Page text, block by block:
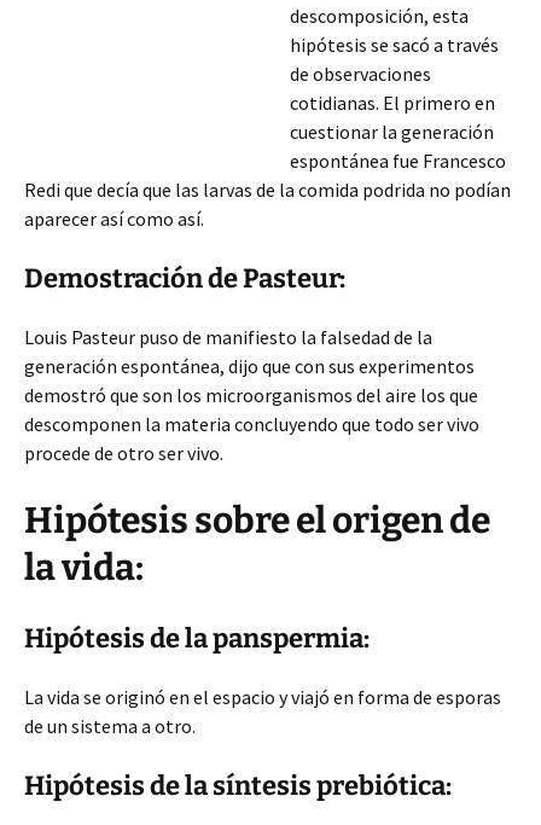
descomposición, esta
hipótesis se sacó a través
de observaciones
cotidianas. El primero en
cuestionar la generación
espontánea fue Francesco
Redi que decía que las larvas de la comida podrida no podían
aparecer así como así.
Demostración de Pasteur:
Louis Pasteur puso de manifiesto la falsedad de la
generación espontánea, dijo que con sus experimentos
demostró que son los microorganismos del aire los que
descomponen la materia concluyendo que todo ser vivo
procede de otro ser vivo.
Hipótesis sobre el origen de
la vida:
Hipótesis de la panspermia:
La vida se originó en el espacio y viajó en forma de esporas
de un sistema a otro.
Hipótesis de la síntesis prebiótica: